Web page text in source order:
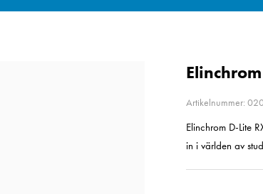
Artikelnummer:
Elinchrom D-Lite
in i världen av